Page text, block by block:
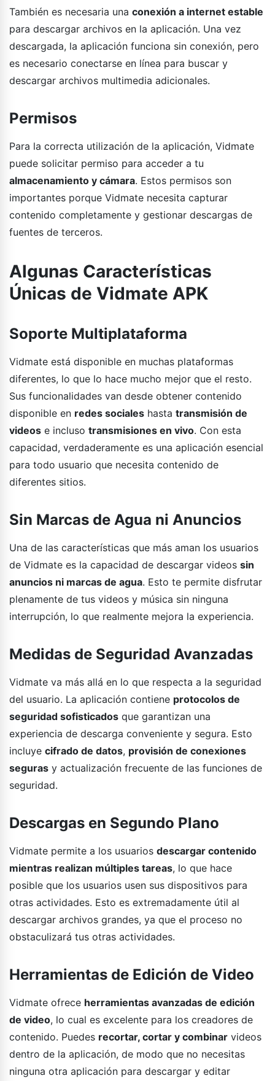
También es necesaria una conexión a internet estable
para descargar archivos en la aplicación. Una vez
descargada, la aplicación funciona sin conexión, pero
es necesario conectarse en línea para buscar y
descargar archivos multimedia adicionales.
Permisos
Para la correcta utilización de la aplicación, Vidmate
puede solicitar permiso para acceder a tu
almacenamiento y cámara. Estos permisos son
importantes porque Vidmate necesita capturar
contenido completamente y gestionar descargas de
fuentes de terceros.
Algunas Características
Únicas de Vidmate APK
Soporte Multiplataforma
Vidmate está disponible en muchas plataformas
diferentes, lo que lo hace mucho mejor que el resto.
Sus funcionalidades van desde obtener contenido
disponible en redes sociales hasta transmisión de
videos e incluso transmisiones en vivo. Con esta
capacidad, verdaderamente es una aplicación esencial
para todo usuario que necesita contenido de
diferentes sitios.
Sin Marcas de Agua ni Anuncios
Una de las características que más aman los usuarios
de Vidmate es la capacidad de descargar videos sin
anuncios ni marcas de agua. Esto te permite disfrutar
plenamente de tus videos y música sin ninguna
interrupción, lo que realmente mejora la experiencia.
Medidas de Seguridad Avanzadas
Vidmate va más allá en lo que respecta a la seguridad
del usuario. La aplicación contiene protocolos de
seguridad sofisticados que garantizan una
experiencia de descarga conveniente y segura. Esto
incluye cifrado de datos, provisión de conexiones
seguras y actualización frecuente de las funciones de
seguridad.
Descargas en Segundo Plano
Vidmate permite a los usuarios descargar contenido
mientras realizan múltiples tareas, lo que hace
posible que los usuarios usen sus dispositivos para
otras actividades. Esto es extremadamente útil al
descargar archivos grandes, ya que el proceso no
obstaculizará tus otras actividades.
Herramientas de Edición de Video
Vidmate ofrece herramientas avanzadas de edición
de video, lo cual es excelente para los creadores de
contenido. Puedes recortar, cortar y combinar videos
dentro de la aplicación, de modo que no necesitas
ninguna otra aplicación para descargar y editar